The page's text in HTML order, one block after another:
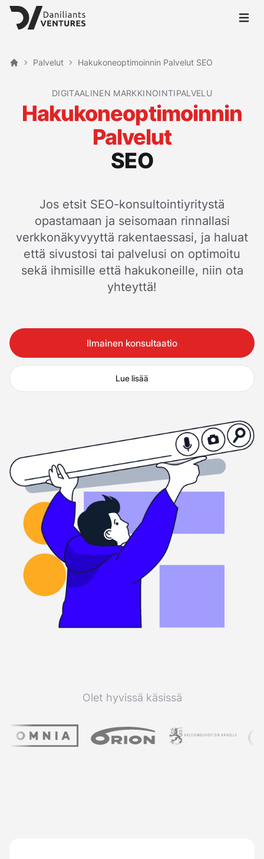
Avaa
Etusivu
Palvelut Hakukoneoptimoinnin Palvelut SEO
DIGITAALINEN MARKKINOINTIPALVELU
Hakukoneoptimoinnin
Palvelut
SEO
Jos etsit SEO-konsultointiyritystä
opastamaan ja seisomaan rinnallasi
verkkonäkyvyyttä rakentaessasi, ja haluat
että sivustosi tai palvelusi on optimoitu
sekä ihmisille että hakukoneille, niin ota
yhteyttä!
Ilmainen konsultaatio
Lue lisää
Olet hyvissä käsissä